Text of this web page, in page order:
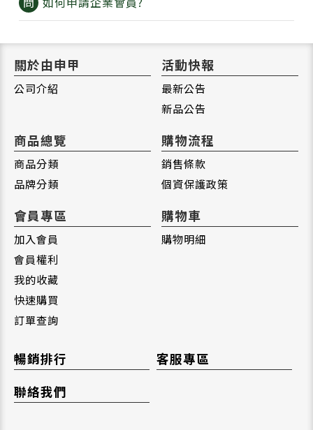
關於由申甲
公司介紹
活動快報
最新公告
新品公告
商品總覽
商品分類
品牌分類
購物流程
銷售條款
個資保護政策
會員專區
加入會員
會員權利
我的收藏
快速購買
訂單查詢
購物車
購物明細
暢銷排行
客服專區
聯絡我們